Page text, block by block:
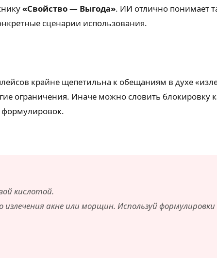
«Свойство — Выгода». ИИ отлично понимает
сценарии использования.
крайне щепетильна к обещаниям в духе
ограничения. Иначе можно словить блокировку
кислотой.
акне или морщин. Используй